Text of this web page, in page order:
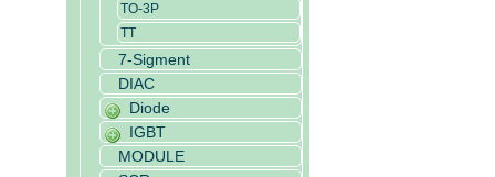
TO-3P
TT
7-Sigment
DIAC
Diode
IGBT
MODULE